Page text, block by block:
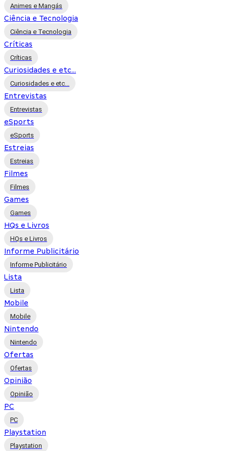
Animes e Mangás
Ciência e Tecnologia
Ciência e Tecnologia
Críticas
Críticas
Curiosidades e etc...
Curiosidades e etc...
Entrevistas
Entrevistas
eSports
eSports
Estreias
Estreias
Filmes
Filmes
Games
Games
HQs e Livros
HQs e Livros
Informe Publicitário
Informe Publicitário
Lista
Lista
Mobile
Mobile
Nintendo
Nintendo
Ofertas
Ofertas
Opinião
Opinião
PC
PC
Playstation
Playstation